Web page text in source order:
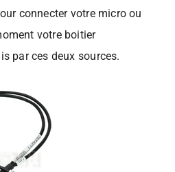
connecter votre micro ou
votre boitier
par ces deux sources.